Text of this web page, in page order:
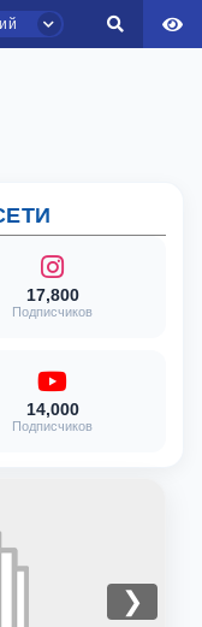
17,800
Подписчиков
14,000
Подписчиков
❯
2. Документы (магистр) (4)